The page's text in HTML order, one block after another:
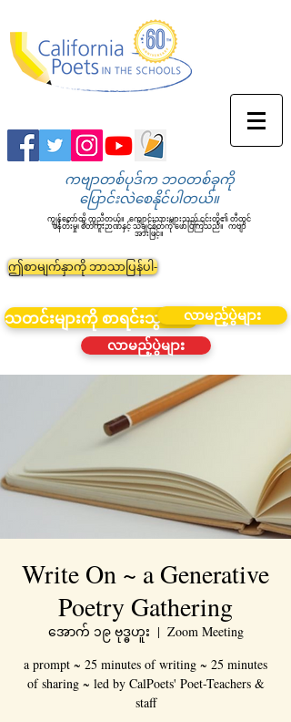
ကဗျာတစ်ပုဒ်က ဘဝတစ်ခုကို
ပြောင်းလဲစေနိုင်ပါတယ်။
ကျွန်တော်တို့ ကူညီတယ်။ ကျောင်းသားများသည် ၎င်းတို့၏ တီထွင်
ဖန်တီးမှု၊ စိတ်ကူးဉာဏ်နှင့် သိချင်စိတ်ကို ဖော်ပြကြသည်။ ကဗျာ
အားဖြင့်။
ဤစာမျက်နှာကို ဘာသာပြန်ပါ-
သတင်းများကို စာရင်းသွင်းပါ။လာမည့်ပွဲများ
လာမည့်ပွဲများ
Write On ~ a Generative
Poetry Gathering
အောက် ၁၉ ဗုဒ္ဓဟူး
  |
Zoom Meeting
a prompt ~ 25 minutes of writing ~ 25 minutes
of sharing ~ led by CalPoets' Poet-Teachers &
staff